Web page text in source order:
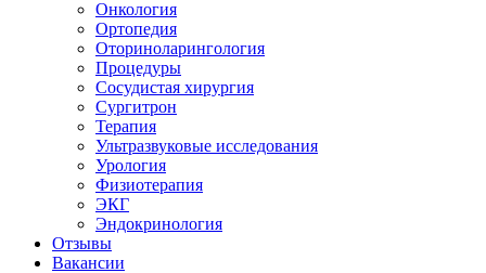
Онкология
Ортопедия
Оториноларингология
Процедуры
Сосудистая хирургия
Сургитрон
Терапия
Ультразвуковые исследования
Урология
Физиотерапия
ЭКГ
Эндокринология
Отзывы
Вакансии